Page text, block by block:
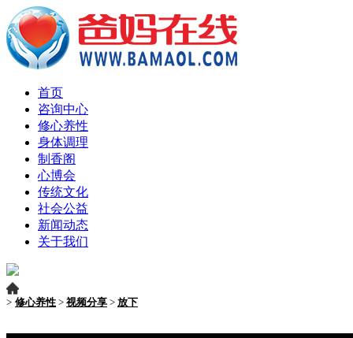
首页
咨询中心
修心养性
身体调理
制香阁
心博会
传统文化
社会公益
新闻动态
关于我们
> 修心养性 > 视频分享 > 放下